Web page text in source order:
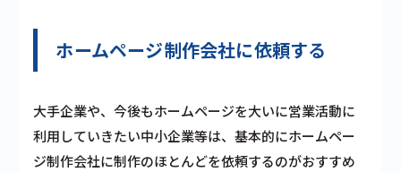
ホームページ制作会社に依頼する
大手企業や、今後もホームページを大いに営業活動に
利用していきたい中小企業等は、基本的にホームペー
ジ制作会社に制作のほとんどを依頼するのがおすすめ